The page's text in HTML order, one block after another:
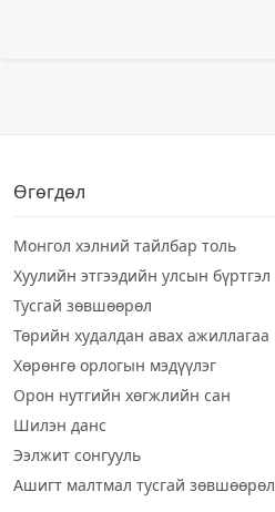
Өгөгдөл
Монгол хэлний тайлбар толь
Хуулийн этгээдийн улсын бүртгэл
Тусгай зөвшөөрөл
Төрийн худалдан авах ажиллагаа
Хөрөнгө орлогын мэдүүлэг
Орон нутгийн хөгжлийн сан
Шилэн данс
Ээлжит сонгууль
Ашигт малтмал тусгай зөвшөөрөл